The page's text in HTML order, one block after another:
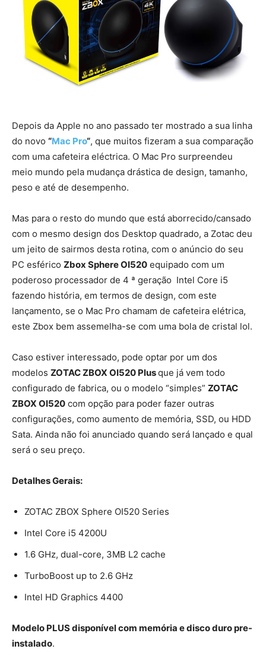
Depois da Apple no ano passado ter mostrado a sua linha
do novo “Mac Pro“, que muitos fizeram a sua comparação
com uma cafeteira eléctrica. O Mac Pro surpreendeu
meio mundo pela mudança drástica de design, tamanho,
peso e até de desempenho.
Mas para o resto do mundo que está aborrecido/cansado
com o mesmo design dos Desktop quadrado, a Zotac deu
um jeito de sairmos desta rotina, com o anúncio do seu
PC esférico Zbox Sphere OI520 equipado com um
poderoso processador de 4 ª geração Intel Core i5
fazendo história, em termos de design, com este
lançamento, se o Mac Pro chamam de cafeteira elétrica,
este Zbox bem assemelha-se com uma bola de cristal lol.
Caso estiver interessado, pode optar por um dos
modelos ZOTAC ZBOX OI520 Plusque já vem todo
configurado de fabrica, ou o modelo “simples” ZOTAC
ZBOX OI520 com opção para poder fazer outras
configurações, como aumento de memória, SSD, ou HDD
Sata. Ainda não foi anunciado quando será lançado e qual
será o seu preço.
Detalhes Gerais:
ZOTAC ZBOX Sphere OI520 Series
Intel Core i5 4200U
1.6 GHz, dual-core, 3MB L2 cache
TurboBoost up to 2.6 GHz
Intel HD Graphics 4400
Modelo PLUS disponível com memória e disco duro pre-
instalado.